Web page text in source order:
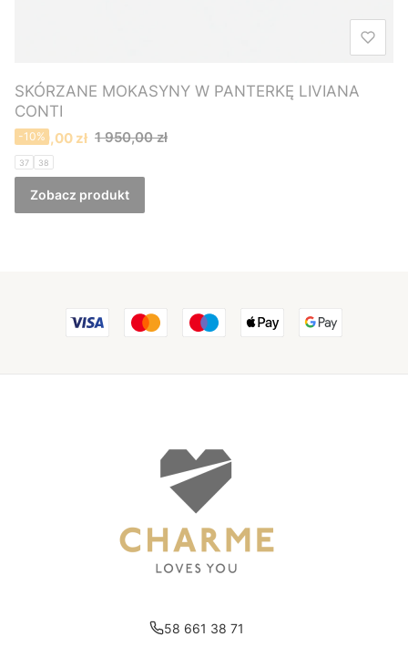
SKÓRZANE MOKASYNY W PANTERKĘ LIVIANA
CONTI
Cena promocyjna
1 760,00 zł 1 950,00 zł
-10%
37 38
Zobacz produkt
58 661 38 71